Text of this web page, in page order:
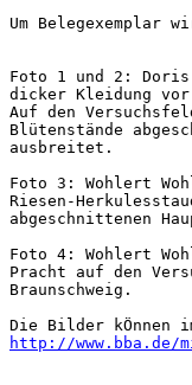
Um Belegexemplar
Foto 1 und 2:
dicker Kleidung vor
Auf den
Blütenstände
ausbreitet.
Foto 3: Wohlert
Riesen-
abgeschnittenen
Foto 4: Wohlert
Pracht auf den
Braunschweig.
http://www.bba.de/